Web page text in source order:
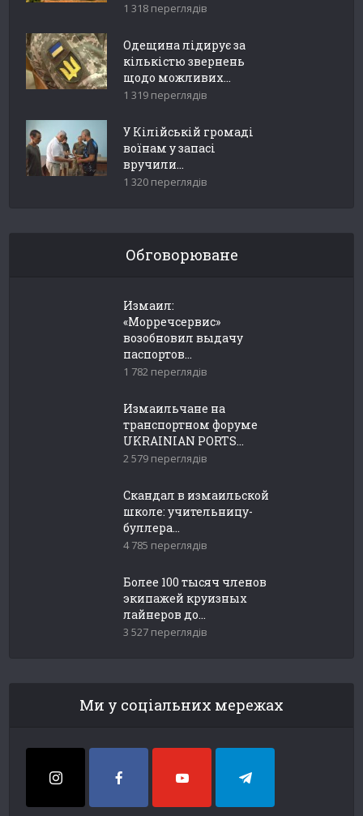
1 318 переглядів
Одещина лідирує за
кількістю звернень
щодо можливих...
1 319 переглядів
У Кілійській громаді
воїнам у запасі
вручили...
1 320 переглядів
Обговорюване
Измаил:
«Морречсервис»
возобновил выдачу
паспортов...
1 782 переглядів
Измаильчане на
транспортном форуме
UKRAINIAN PORTS...
2 579 переглядів
Скандал в измаильской
школе: учительницу-
буллера...
4 785 переглядів
Более 100 тысяч членов
экипажей круизных
лайнеров до...
3 527 переглядів
Ми у соціальних мережах